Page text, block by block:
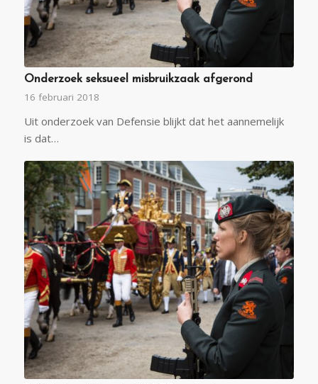
Onderzoek seksueel misbruikzaak afgerond
16 februari 2018
Uit onderzoek van Defensie blijkt dat het aannemelijk
is dat…